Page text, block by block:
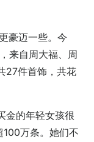
豪迈一些。今
来自周大福、周
27件首饰，共花
金的年轻女孩很
100万条。她们不